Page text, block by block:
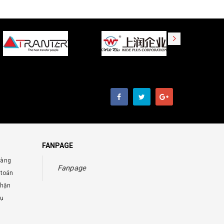
FANPAGE
Fanpage